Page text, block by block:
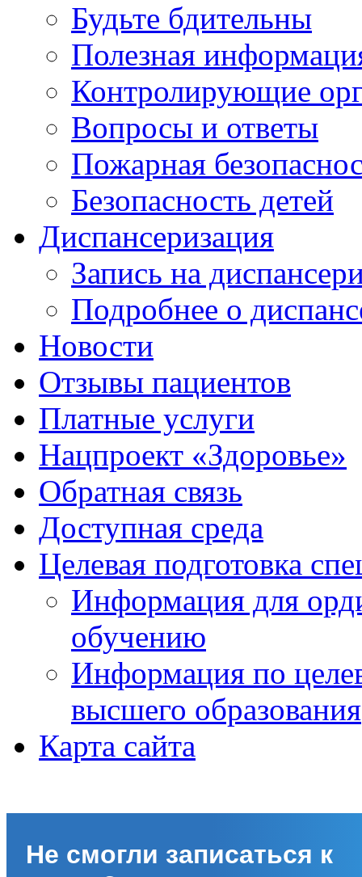
Будьте бдительны
Полезная
Контролирующие
Вопросы и ответы
Пожарная
Безопасность детей
Диспансеризация
Запись на
Подробнее о
Новости
Отзывы пациентов
Платные услуги
Нацпроект «Здоровье»
Обратная связь
Доступная среда
Целевая подготовка
Информация для
обучению
Информация по
высшего образования
Карта сайта
Не смогли записаться к